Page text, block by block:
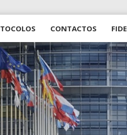
CONTACTOS FIDE